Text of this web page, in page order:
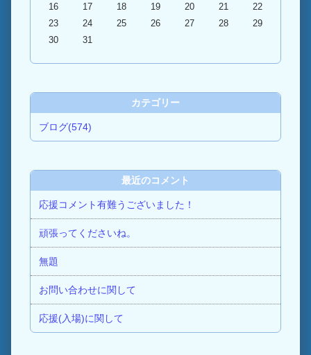
16
17 18 19 20 21
22
23
24 25 26 27 28
29
30
31
カテゴリー
ブログ(574)
最近のコメント
応援コメント有難うございました！
頑張ってくださいね。
無題
お問い合わせに関して
応援(入場)に関して